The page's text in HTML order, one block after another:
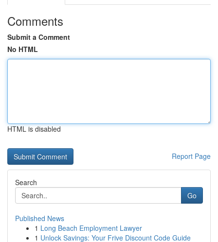
Comments
Submit a Comment
No HTML
HTML is disabled
Report Page
Search
Go
Published News
1 Long Beach Employment Lawyer
1 Unlock Savings: Your Frive Discount Code Guide